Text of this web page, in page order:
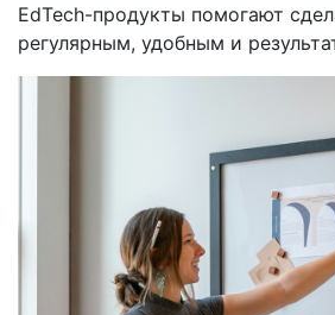
EdTech-продукты помогают
регулярным, удобным и